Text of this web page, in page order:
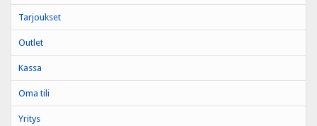
Tarjoukset
Outlet
Kassa
Oma tili
Yritys